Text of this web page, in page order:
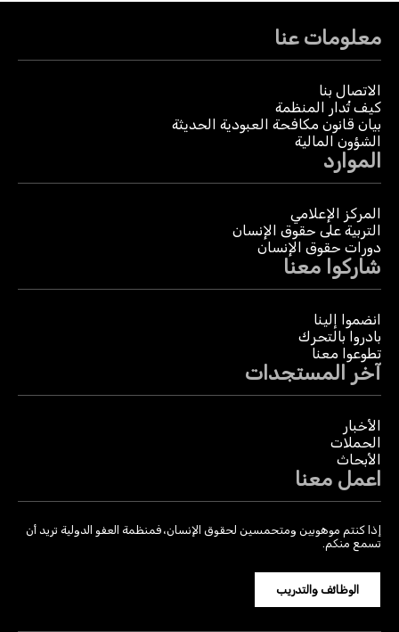
معلومات عنا
الاتصال بنا
كيف تُدار المنظمة
بيان قانون مكافحة العبودية الحديثة
الشؤون المالية
الموارد
المركز الإعلامي
التربية على حقوق الإنسان
دورات حقوق الإنسان
شاركوا معنا
انضموا إلينا
بادروا بالتحرك
تطوعوا معنا
آخر المستجدات
الأخبار
الحملات
الأبحاث
اعمل معنا
إذا كنتم موهوبين ومتحمسين لحقوق الإنسان، فمنظمة العفو الدولية تريد أن
تسمع منكم.
الوظائف والتدريب